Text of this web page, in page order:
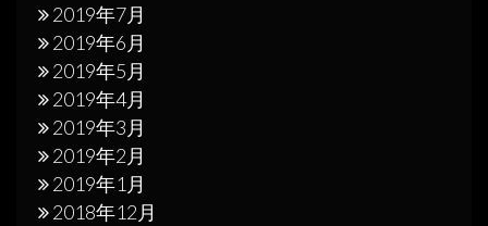
2019年7月
2019年6月
2019年5月
2019年4月
2019年3月
2019年2月
2019年1月
2018年12月